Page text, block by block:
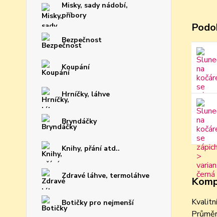
Misky, sady nádobí,
příbory
Bezpečnost
Koupání
Hrníčky, láhve
Bryndáčky
Knihy, přání atd..
Zdravé láhve, termoláhve
Botičky pro nejmenší